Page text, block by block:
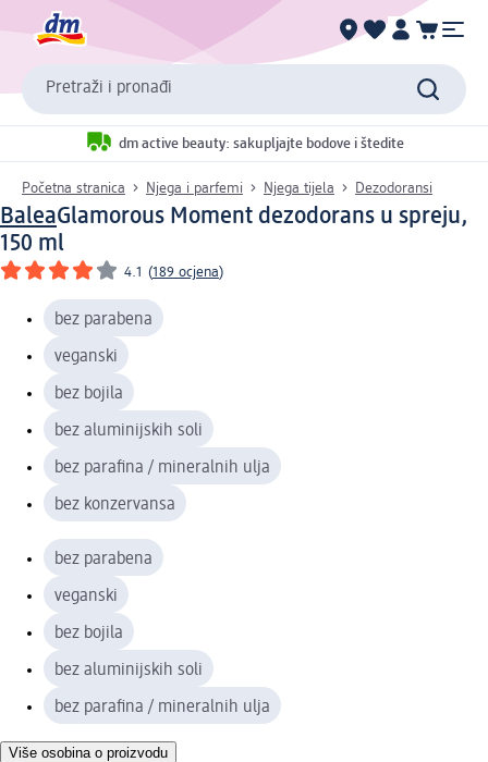
Pretraži i pronađi
dm active beauty: sakupljajte bodove i štedite
Početna stranica Njega i parfemi Njega tijela Dezodoransi
BaleaGlamorous Moment dezodorans u spreju,
150 ml
4.1 (189 ocjena)
bez parabena
veganski
bez bojila
bez aluminijskih soli
bez parafina / mineralnih ulja
bez konzervansa
bez parabena
veganski
bez bojila
bez aluminijskih soli
bez parafina / mineralnih ulja
Više osobina o proizvodu